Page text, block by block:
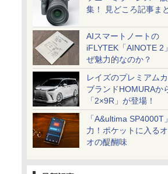
集！ 見どころ記事ま
AIスマートノートの
iFLYTEK「AINOTE 2
ぜ魅力的なのか？
レイズのプレミアム
ブランドHOMURAか
「2×9R」が登場！
「A&ultima SP4000T
力！ポケットに入る
オの醍醐味